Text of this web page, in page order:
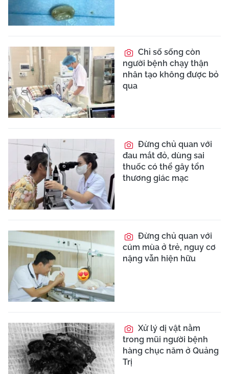
Chỉ số sống còn
người bệnh chạy thận
nhân tạo không được bỏ
qua
Đừng chủ quan với
đau mắt đỏ, dùng sai
thuốc có thể gây tổn
thương giác mạc
Đừng chủ quan với
cúm mùa ở trẻ, nguy cơ
nặng vẫn hiện hữu
Xử lý dị vật nằm
trong mũi người bệnh
hàng chục năm ở Quảng
Trị